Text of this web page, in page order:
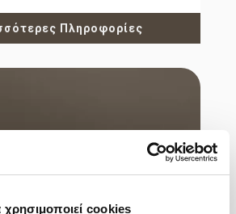
cookies
Πληροφορίες